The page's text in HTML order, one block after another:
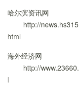
哈尔滨资讯网
http://
html
海外经济网
http://
l